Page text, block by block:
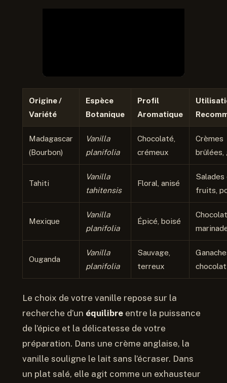
Origine /
Variété
Espèce
Botanique
Profil
Aromatique
Madagascar
(Bourbon)
Vanilla
planifolia
Chocolaté,
crémeux
Crèmes
brûlées,
Tahiti
Vanilla
tahitensis
Floral, anisé
Salades
fruits,
Mexique
Vanilla
planifolia
Épicé, boisé
Ouganda
Vanilla
planifolia
Sauvage,
terreux
Le choix de votre vanille repose sur la
recherche d’un équilibre entre la puissance
de l’épice et la délicatesse de votre
préparation. Dans une crème anglaise, la
vanille souligne le lait sans l’écraser. Dans
un plat salé, elle agit comme un exhausteur